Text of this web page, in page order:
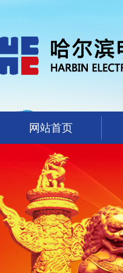
网站首页